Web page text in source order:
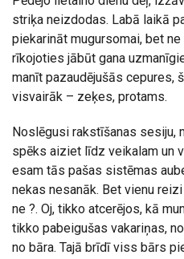
striķa neizdodas. Labā laikā
piekarināt mugursomai, bet
rīkojoties jābūt gana
manīt pazaudējušās cepures,
visvairāk – zeķes, protams.
Noslēgusi rakstīšanas sesiju,
spēks aiziet līdz veikalam un
esam tās pašas sistēmas
nekas nesanāk. Bet vienu
ne ?. Oj, tikko atcerējos, kā
tikko pabeigušas vakariņas,
no bāra. Tajā brīdī viss bārs